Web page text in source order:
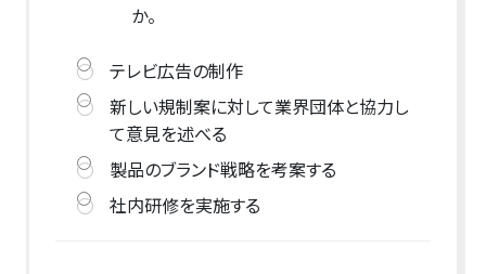
か。
テレビ広告の制作
新しい規制案に対して業界団体と協力し
て意見を述べる
製品のブランド戦略を考案する
社内研修を実施する